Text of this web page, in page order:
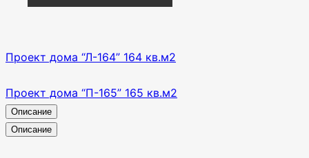
Проект дома “Л-164” 164 кв.м2
Проект дома “П-165” 165 кв.м2
Описание
Описание